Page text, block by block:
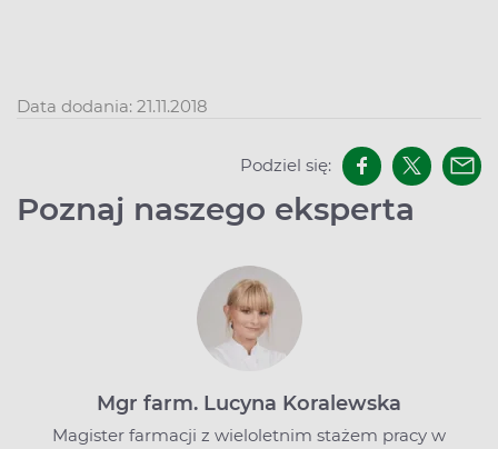
Data dodania: 21.11.2018
Podziel się:
Poznaj naszego eksperta
Mgr farm. Lucyna Koralewska
Magister farmacji z wieloletnim stażem pracy w